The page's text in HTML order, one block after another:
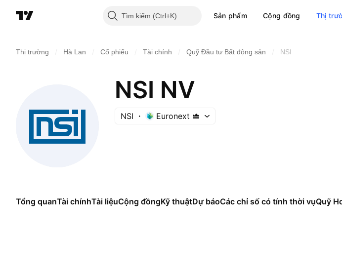
Tìm kiếm Sản phẩm Cộng đồng Thị
Thị trường Hà Lan Cổ phiếu Tài chính Quỹ Đầu tư Bất động sản NSI
NSI NV
NSI Euronext
Tổng quanTài chínhTài liệuCộng đồngKỹ thuậtDự báoCác chỉ số có tính thời vụQuỹ